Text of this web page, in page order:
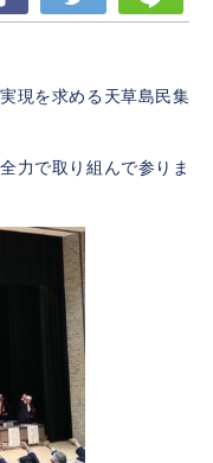
現を求める天草島民集
力で取り組んで参りま